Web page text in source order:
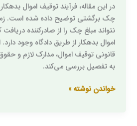
در این مقاله، فرآیند توقیف اموال
چک برگشتی توضیح داده شده است.
نتواند مبلغ چک را از صادرکننده
اموال بدهکار از طریق دادگاه وجود
قانونی توقیف اموال، مدارک لازم و
به تفصیل بررسی می‌کند.
خواندن نوشته »